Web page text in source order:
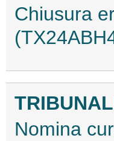
Chiusura
Nomina